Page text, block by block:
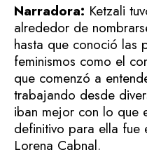
Narradora: Ketzali
alrededor de
hasta que conoció las
feminismos como el
que comenzó a
trabajando desde
iban mejor con lo que
definitivo para ella fue
Lorena Cabnal.